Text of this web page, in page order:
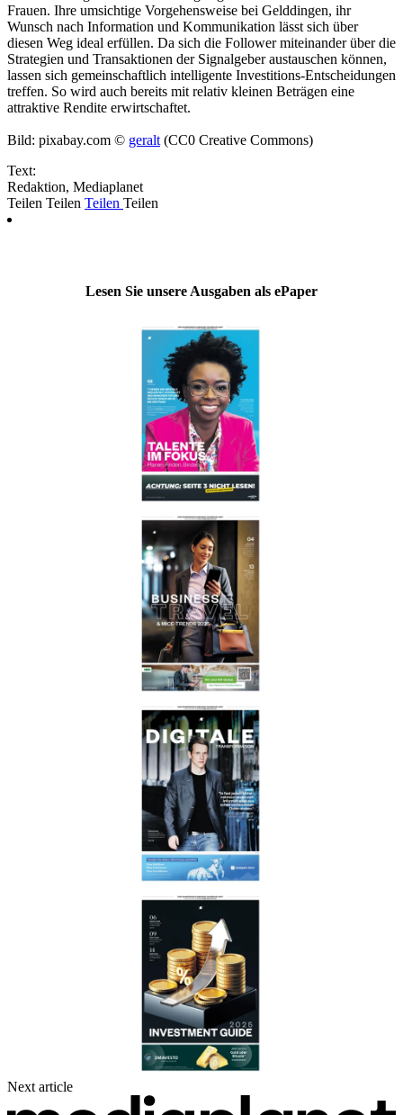
Frauen. Ihre umsichtige Vorgehensweise bei Gelddingen, ihr
Wunsch nach Information und Kommunikation lässt sich über
diesen Weg ideal erfüllen. Da sich die Follower miteinander über die
Strategien und Transaktionen der Signalgeber austauschen können,
lassen sich gemeinschaftlich intelligente Investitions-Entscheidungen
treffen. So wird auch bereits mit relativ kleinen Beträgen eine
attraktive Rendite erwirtschaftet.
Bild: pixabay.com © geralt (CC0 Creative Commons)
Text:
Redaktion, Mediaplanet
Teilen Teilen Teilen Teilen
Lesen Sie unsere Ausgaben als ePaper
Next article